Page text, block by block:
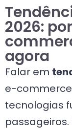
2026:
agora
Falar em
e-
tecnologias
passageiros.